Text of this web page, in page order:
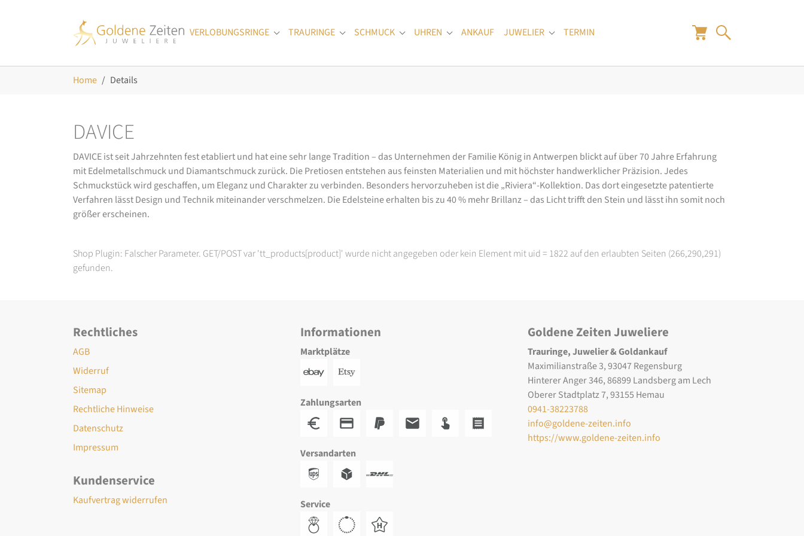
VERLOBUNGSRINGE
Submenu for "Verlobungsringe"
TRAURINGE Submenu for "Trauringe"
SCHMUCK Submenu for "Schmuck"
UHREN Submenu for "Uhren"
ANKAUF JUWELIER Submenu for "Juwelier"
TERMIN
Home Details
DAVICE
DAVICE ist seit Jahrzehnten fest etabliert und hat eine sehr lange Tradition – das Unternehmen der Familie König in Antwerpen blickt auf über 70 Jahre Erfahrung
mit Edelmetallschmuck und Diamantschmuck zurück. Die Pretiosen entstehen aus feinsten Materialien und mit höchster handwerklicher Präzision. Jedes
Schmuckstück wird geschaffen, um Eleganz und Charakter zu verbinden. Besonders hervorzuheben ist die „Riviera“-Kollektion. Das dort eingesetzte patentierte
Verfahren lässt Design und Technik miteinander verschmelzen. Die Edelsteine erhalten bis zu 40 % mehr Brillanz – das Licht trifft den Stein und lässt ihn somit noch
größer erscheinen.
Shop Plugin: Falscher Parameter. GET/POST var 'tt_products[product]' wurde nicht angegeben oder kein Element mit uid = 1822 auf den erlaubten Seiten (266,290,291)
gefunden.
Rechtliches
AGB
Widerruf
Sitemap
Rechtliche Hinweise
Datenschutz
Impressum
Kundenservice
Kaufvertrag widerrufen
Informationen
Marktplätze
Zahlungsarten
Versandarten
Service
Goldene Zeiten Juweliere
Trauringe, Juwelier & Goldankauf
Maximilianstraße 3, 93047 Regensburg
Hinterer Anger 346, 86899 Landsberg am Lech
Oberer Stadtplatz 7, 93155 Hemau
0941-38223788
info@goldene-zeiten.info
https://www.goldene-zeiten.info